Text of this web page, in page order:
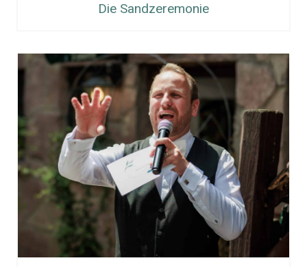
Die Sandzeremonie